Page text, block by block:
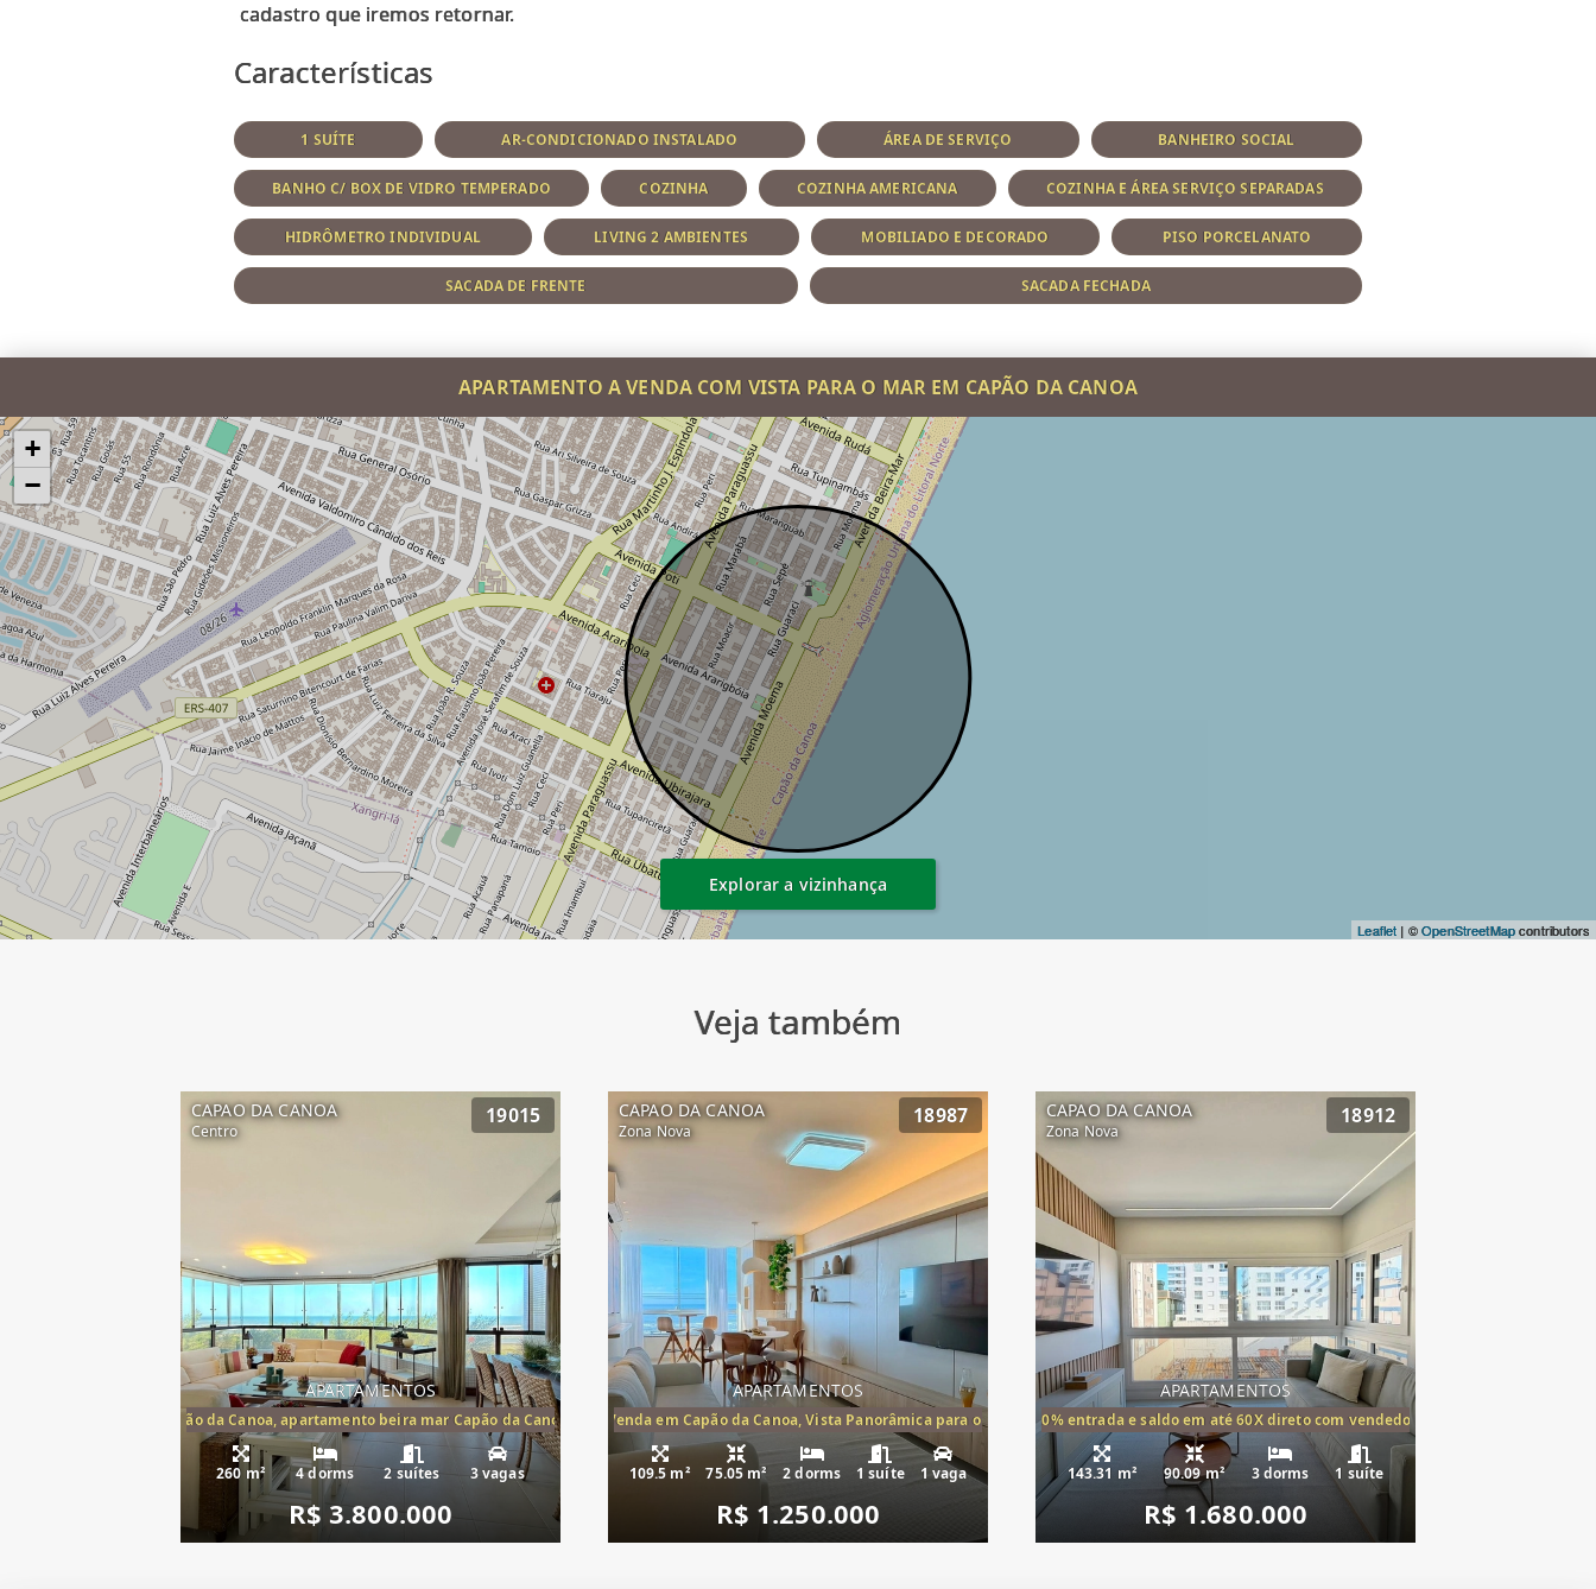
Características
1 SUÍTE AR-CONDICIONADO INSTALADO ÁREA DE SERVIÇO BANHEIRO SOCIAL
BANHO C/ BOX DE VIDRO TEMPERADO COZINHA COZINHA AMERICANA COZINHA E ÁREA SERVIÇO SEPARADAS
HIDRÔMETRO INDIVIDUAL LIVING 2 AMBIENTES MOBILIADO E DECORADO PISO PORCELANATO
SACADA DE FRENTE SACADA FECHADA
APARTAMENTO A VENDA COM VISTA PARA O MAR EM CAPÃO DA CANOA
+
−
Leaflet | ©OpenStreetMapcontributors
Explorar a vizinhança
Veja também
CAPAO DA CANOA
Centro
19015
APARTAMENTOS
frente mar Capão da Canoa, apartamento beira mar Capão da Canoa, apartamento à venda Cap
260 m² 4 dorms 2 suítes 3 vagas
R$ 3.800.000
CAPAO DA CANOA
Zona Nova
18987
APARTAMENTOS
Apartamento Beira-Mar à Venda em Capão da Canoa, Vista Panorâmica para o Mar, 2 Dormitórios,(1suíte)
109.5 m² 75.05 m² 2 dorms 1 suíte 1 vaga
R$ 1.250.000
CAPAO DA CANOA
Zona Nova
18912
APARTAMENTOS
20% entrada e saldo em até 60X direto com vendedor
143.31 m² 90.09 m² 3 dorms 1 suíte
R$ 1.680.000